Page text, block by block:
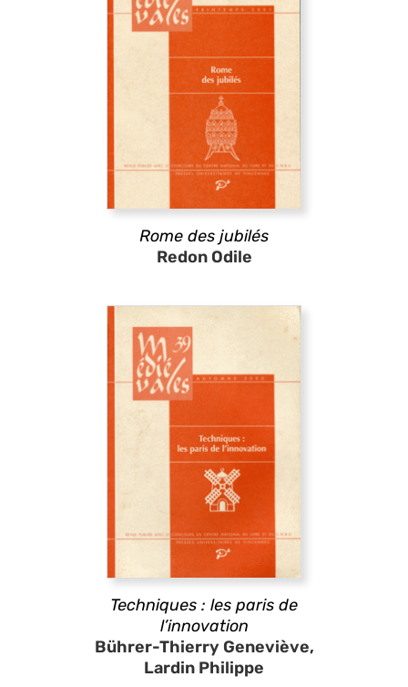
Rome des jubilés
Redon Odile
Techniques : les paris de
l’innovation
Bührer-Thierry Geneviève,
Lardin Philippe